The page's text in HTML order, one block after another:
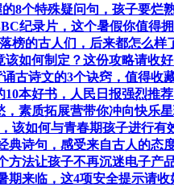
8个特殊疑问句，孩子要烂
纪录片，这个暑假你值得
榜的古人们，后来都怎么样
该如何制定？这份攻略请收
古诗文的3个诀窍，值得收
10本好书，人民日报强烈推
，素质拓展营带你冲向快乐
该如何与青春期孩子进行有
典诗句，感受来自古人的态
方法让孩子不再沉迷电子产
期来临，这4项安全提示请收